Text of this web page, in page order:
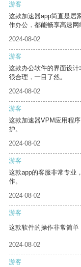
游客
这款加速器app简直是居
作办公，都能畅享高速网
2024-08-02
游客
这款办公软件的界面设
很合理，一目了然。
2024-08-02
游客
这款加速器VPM应用程
护。
2024-08-02
游客
这款app的客服非常专业
作。
2024-08-02
游客
这款软件的操作非常简单
2024-08-02
游客